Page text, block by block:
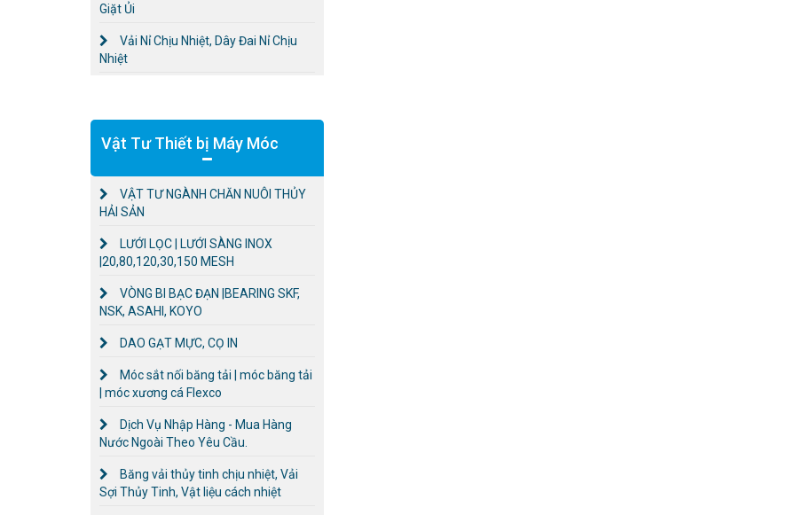
Giặt Ủi
Vải Nỉ Chịu Nhiệt, Dây Đai Nỉ Chịu
Nhiệt
Vật Tư Thiết bị Máy Móc
VẬT TƯ NGÀNH CHĂN NUÔI THỦY
HẢI SẢN
LƯỚI LỌC | LƯỚI SÀNG INOX
|20,80,120,30,150 MESH
VÒNG BI BẠC ĐẠN |BEARING SKF,
NSK, ASAHI, KOYO
DAO GẠT MỰC, CỌ IN
Móc sắt nối băng tải | móc băng tải
| móc xương cá Flexco
Dịch Vụ Nhập Hàng - Mua Hàng
Nước Ngoài Theo Yêu Cầu.
Băng vải thủy tinh chịu nhiệt, Vải
Sợi Thủy Tinh, Vật liệu cách nhiệt